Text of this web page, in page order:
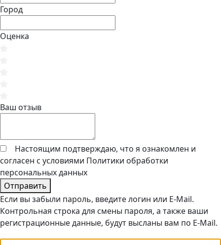
Город
Оценка
Ваш отзыв
Настоящим подтверждаю, что я ознакомлен и
согласен с условиями Политики обработки
персональных данных
Отправить
Если вы забыли пароль, введите логин или E-Mail.
Контрольная строка для смены пароля, а также ваши
регистрационные данные, будут высланы вам по E-Mail.